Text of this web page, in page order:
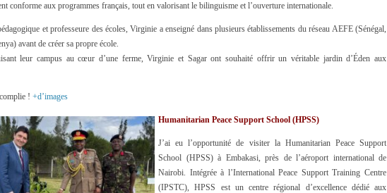
conforme aux programmes français, tout en valorisant le bilinguisme et l’ouverture internationale.
et professeure des écoles, Virginie a enseigné dans plusieurs établissements du réseau AEFE (Sénégal,
avant de créer sa propre école.
leur campus au cœur d’une ferme, Virginie et Sagar ont souhaité offrir un véritable jardin d’Éden aux
! +d’images
Humanitarian Peace Support School (HPSS)
J’ai eu l’opportunité de visiter la Humanitarian Peace Support
School (HPSS) à Embakasi, près de l’aéroport international de
Nairobi. Intégrée à l’International Peace Support Training Centre
(IPSTC), HPSS est un centre régional d’excellence dédié aux